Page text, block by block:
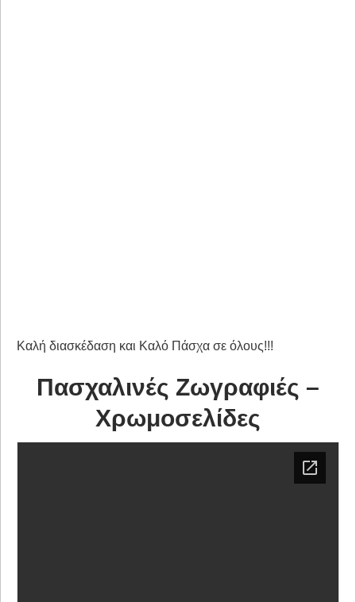
Καλή διασκέδαση και Καλό Πάσχα σε όλους!!!
Πασχαλινές Ζωγραφιές –
Χρωμοσελίδες